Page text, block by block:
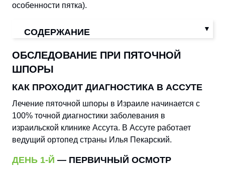
особенности пятка).
СОДЕРЖАНИЕ
ОБСЛЕДОВАНИЕ ПРИ ПЯТОЧНОЙ
ШПОРЫ
КАК ПРОХОДИТ ДИАГНОСТИКА В АССУТЕ
Лечение пяточной шпоры в Израиле начинается с
100% точной диагностики заболевания в
израильской клинике Ассута. В Ассуте работает
ведущий ортопед страны Илья Пекарский.
ДЕНЬ 1-Й — ПЕРВИЧНЫЙ ОСМОТР